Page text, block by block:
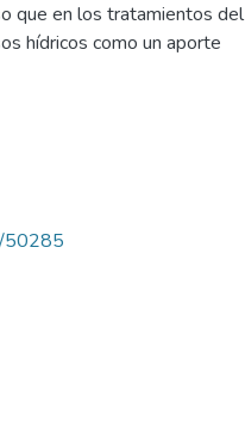
que en los tratamientos del
hídricos como un aporte
50285